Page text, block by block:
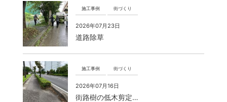
施工事例 街づくり
2026年07月23日
道路除草
施工事例 街づくり
2026年07月16日
街路樹の低木剪定…